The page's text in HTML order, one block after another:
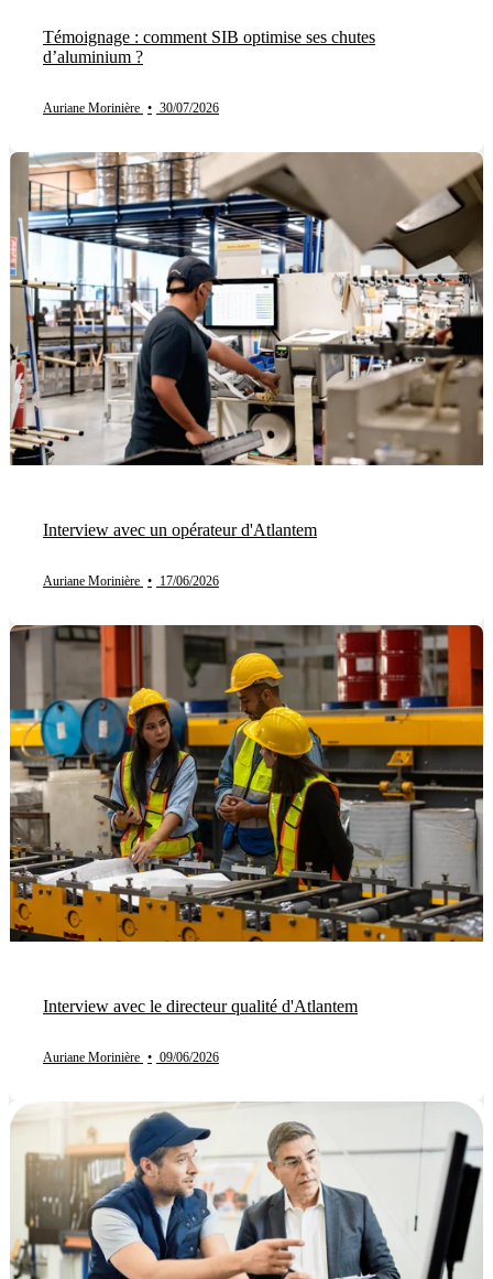
Témoignage : comment SIB optimise ses chutes
d’aluminium ?
Auriane Morinière • 30/07/2026
Interview avec un opérateur d'Atlantem
Auriane Morinière • 17/06/2026
Interview avec le directeur qualité d'Atlantem
Auriane Morinière • 09/06/2026